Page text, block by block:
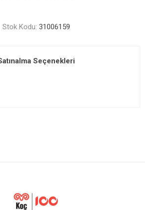
Stok Kodu: 31006159
Seçenekleri